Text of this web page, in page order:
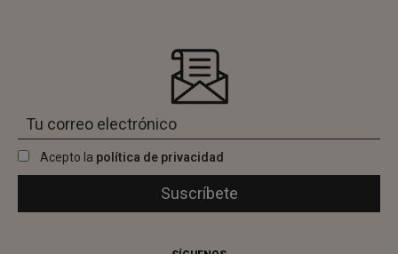
Acepto la política de privacidad